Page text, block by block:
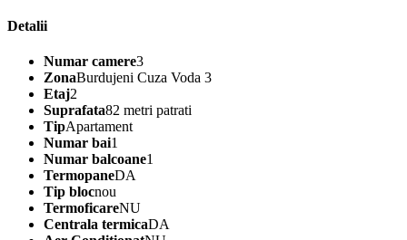
Detalii
Numar camere3
ZonaBurdujeni Cuza Voda 3
Etaj2
Suprafata82 metri patrati
TipApartament
Numar bai1
Numar balcoane1
TermopaneDA
Tip blocnou
TermoficareNU
Centrala termicaDA